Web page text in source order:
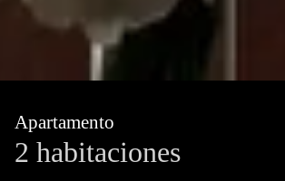
Apartamento
2 habitaciones